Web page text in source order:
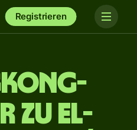
Registrieren
zu El-